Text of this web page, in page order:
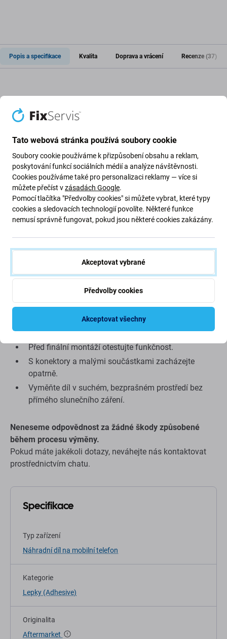
Popis a specifikace Kvalita Doprava a vrácení Recenze (37)
Lepidlo pod baterii pro Apple iPhone
Pokud jste rozebrali zařízení Apple iPhone 12 Pro a
potřebujetenové lepidlo
, je to díl, který potřebujete, aby
vaše zařízení opět fungovalo.
Kvalita náhradních dílů
znamená, že je vyroben třetí stranou, nikoli výrobcem
původního zařízení. Jedná se o kopii originálu a může mít
Výměnu by měla provést kvalifikovaná osoba.
Mohou být vyžadovány speciálnínástroje.
Před finální montáží otestujte funkčnost.
S konektory a malými součástkami zacházejte
opatrně.
Vyměňte díl v suchém, bezprašném prostředí bez
přímého slunečního záření.
Neneseme odpovědnost za žádné škody způsobené
během procesu výměny.
Pokud máte jakékoli dotazy, neváhejte nás kontaktovat
prostřednictvím chatu.
Specifikace
Typ zařízení
Náhradní díl na mobilní telefon
Kategorie
Lepky (Adhesive)
Originalita
Aftermarket
Tato webová stránka používá soubory cookie
Soubory cookie používáme k přizpůsobení obsahu a reklam,
poskytování funkcí sociálních médií a analýze návštěvnosti.
Cookies používáme také pro personalizaci reklamy — více si
můžete přečíst vzásadách Google.
Pomocí tlačítka "Předvolby cookies" si můžete vybrat, které typy
cookies a sledovacích technologií povolíte. Některé funkce
nemusí správně fungovat, pokud jsou některé cookies zakázány.
Akceptovat vybrané
Předvolby cookies
Akceptovat všechny